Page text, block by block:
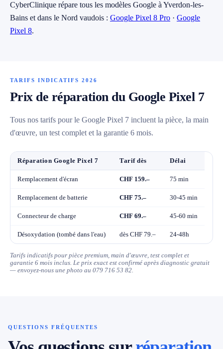
CyberClinique répare tous les modèles Google à Yverdon-les-
Bains et dans le Nord vaudois : Google Pixel 8 Pro · Google
Pixel 8.
TARIFS INDICATIFS 2026
Prix de réparation du Google Pixel 7
Tous nos tarifs pour le Google Pixel 7 incluent la pièce, la main
d'œuvre, un test complet et la garantie 6 mois.
Réparation Google Pixel 7 Tarif dès Délai
Remplacement d'écran CHF 159.– 75 min
Remplacement de batterie CHF 75.– 30-45 min
Connecteur de charge CHF 69.– 45-60 min
Désoxydation (tombé dans l'eau) dès CHF 79.– 24-48h
Tarifs indicatifs pour pièce premium, main d'œuvre, test complet et
garantie 6 mois inclus. Le prix exact est confirmé après diagnostic gratuit
— envoyez-nous une photo au 079 716 53 82.
QUESTIONS FRÉQUENTES